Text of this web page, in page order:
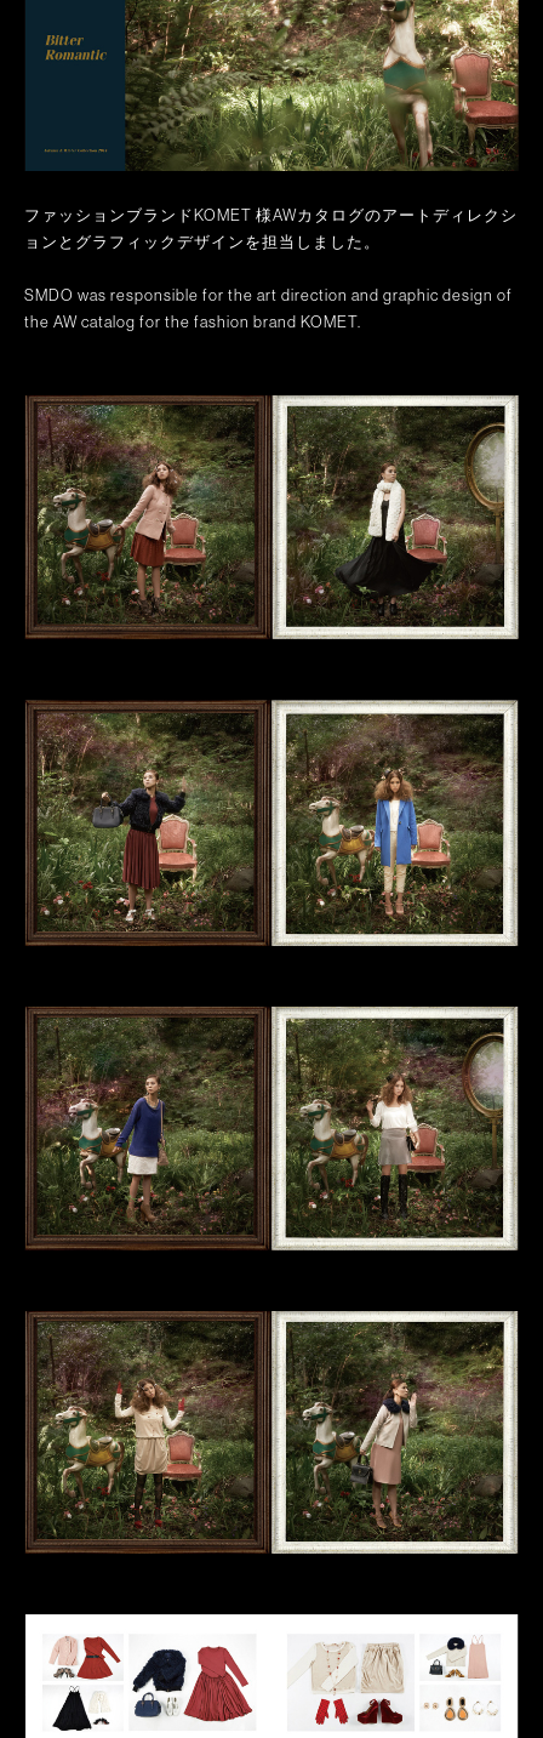
ファッションブランドKOMET 様AWカタログのアートディレクシ
ョンとグラフィックデザインを担当しました。
SMDO was responsible for the art direction and graphic design of
the AW catalog for the fashion brand KOMET.